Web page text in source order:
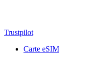
Trustpilot
Carte eSIM